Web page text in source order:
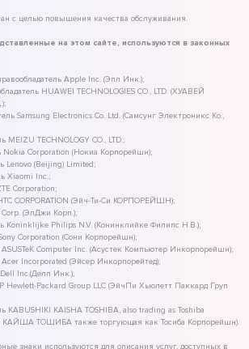
с целью повышения качества обслуживания.
на этом сайте, используются в законных
Apple Inc. (Эпл Инк.);
HUAWEI TECHNOLOGIES CO., LTD. (ХУАВЕЙ
Samsung Electronics Co. Ltd. (Самсунг Электроникс Ко.,
MEIZU TECHNOLOGY CO., LTD.;
Nokia Corporation (Нокиа Корпорейшн);
Lenovo (Beijing) Limited;
Xiaomi Inc.;
Corporation;
CORPORATION (Эйч-Ти-Си КОРПОРЕЙШН);
Corp. (ЭлДжи Корп.);
Koninklijke Philips N.V. (Конинклийке Филипс Н.В.);
Corporation (Сони Корпорейшн);
ASUSTeK Computer Inc. (Асустек Компьютер Инкорпорейшн);
Acer Incorporated (Эйсер Инкорпорейтед);
Dell Inc.(Делл Инк.);
Hewlett-Packard Group LLC (ЭйчПи Хьюлетт Паккард Груп
KABUSHIKI KAISHA TOSHIBA, also trading as Toshiba
ТОШИБА также торгующая как Тосиба Корпорейшн).
знаки используются для описания услуг, доступных в